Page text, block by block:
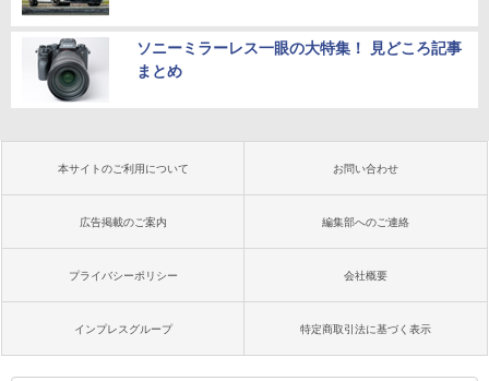
ソニーミラーレス一眼の大特集！ 見どころ記事
まとめ
本サイトのご利用について お問い合わせ
広告掲載のご案内 編集部へのご連絡
プライバシーポリシー 会社概要
インプレスグループ 特定商取引法に基づく表示